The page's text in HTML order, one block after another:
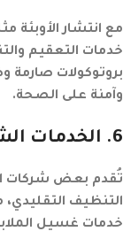
خدمات التعقيم
بروتوكولات
وآمنة على الصحة.
6. الخدمات
تُقدم بعض شركات
التنظيف
خدمات غسيل